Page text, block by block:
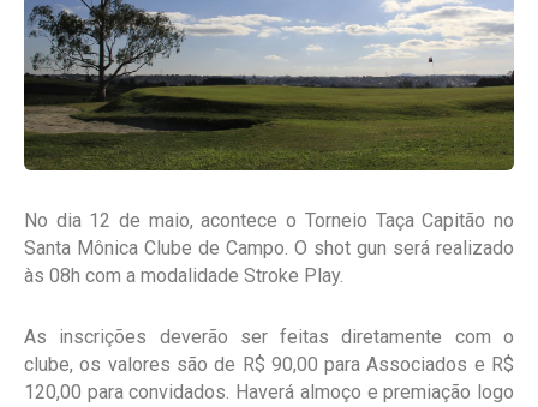
No dia 12 de maio, acontece o Torneio Taça Capitão no
Santa Mônica Clube de Campo. O shot gun será realizado
às 08h com a modalidade Stroke Play.
As inscrições deverão ser feitas diretamente com o
clube, os valores são de R$ 90,00 para Associados e R$
120,00 para convidados. Haverá almoço e premiação logo